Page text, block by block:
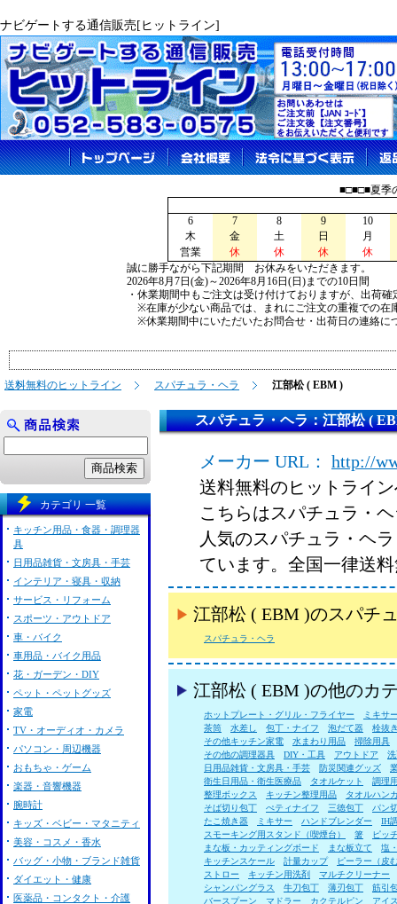
ナビゲートする通信販売[ヒットライン]
■□■□■夏季
6 7 8 9
10
木
金 土 日
月
営業
休 休 休
休
誠に勝手ながら下記期間 お休みをいただきます。
2026年8月7日(金)～2026年8月16日(日)までの10日間
・休業期間中もご注文は受け付けておりますが、出荷
※在庫が少ない商品では、まれにご注文の重複での在
※休業期間中にいただいたお問合せ・出荷日の連絡に
送料無料のヒットライン スパチュラ・ヘラ 江部松 ( EBM )
スパチュラ・ヘラ：江部松 (
メーカー URL：
http://
送料無料のヒットライ
こちらはスパチュラ・
人気のスパチュラ・ヘ
ています。全国一律送
江部松 ( EBM )のスパチ
スパチュラ・ヘラ
江部松 ( EBM )の他のカ
ホットプレート・グリル・フライヤー
ミキサ
茶筒
水差し 包丁・ナイフ 泡だて器
栓抜
その他キッチン家電
水まわり用品
掃除用具
その他の調理器具
DIY・工具 アウトドア
日用品雑貨・文房具・手芸
防災関連グッズ
衛生日用品・衛生医療品
タオルケット
調理
整理ボックス
キッチン整理用品
タオルハン
そば切り包丁
ぺティナイフ 三徳包丁
パン
たこ焼き器
ミキサー ハンドブレンダー
IH
スモーキング用スタンド（喫煙台）
箸
ピッ
まな板・カッティングボード
まな板立て
塩
キッチンスケール
計量カップ
ピーラー（皮
ストロー
キッチン用洗剤
マルチクリーナー
シャンパングラス
牛刀包丁 薄刃包丁
筋引
バースプーン
マドラー カクテルピン
アイ
カテゴリ 一覧
キッチン用品・食器・調理器
具
日用品雑貨・文房具・手芸
インテリア・寝具・収納
サービス・リフォーム
スポーツ・アウトドア
車・バイク
車用品・バイク用品
花・ガーデン・DIY
ペット・ペットグッズ
家電
TV・オーディオ・カメラ
パソコン・周辺機器
おもちゃ・ゲーム
楽器・音響機器
腕時計
キッズ・ベビー・マタニティ
美容・コスメ・香水
バッグ・小物・ブランド雑貨
ダイエット・健康
医薬品・コンタクト・介護